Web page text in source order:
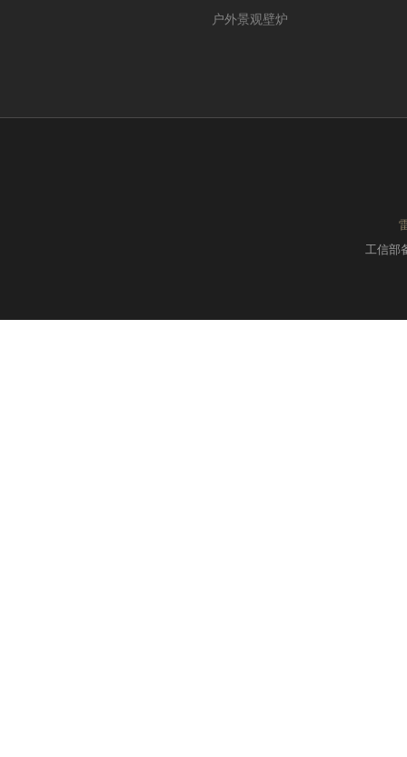
户外景观壁炉
工信部